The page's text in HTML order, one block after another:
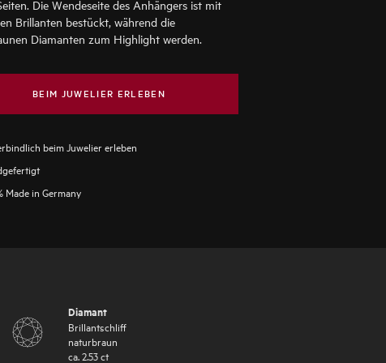
Die Wendeseite des Anhängers ist mit
Brillanten bestückt, während die
Diamanten zum Highlight werden.
BEIM JUWELIER ERLEBEN
beim Juwelier erleben
Made in Germany
Diamant
Brillantschliff
naturbraun
ca. 2.53ct